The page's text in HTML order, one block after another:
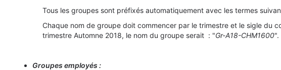
Tous les groupes sont préfixés automatiquement avec les termes
Chaque nom de groupe doit commencer par le trimestre et le sigle du
trimestre Automne 2018, le nom du groupe serait : "Gr-A18-CHM1600".
Groupes employés :